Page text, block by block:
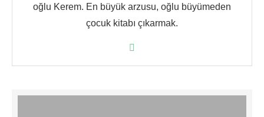
oğlu Kerem. En büyük arzusu, oğlu büyümeden
çocuk kitabı çıkarmak.